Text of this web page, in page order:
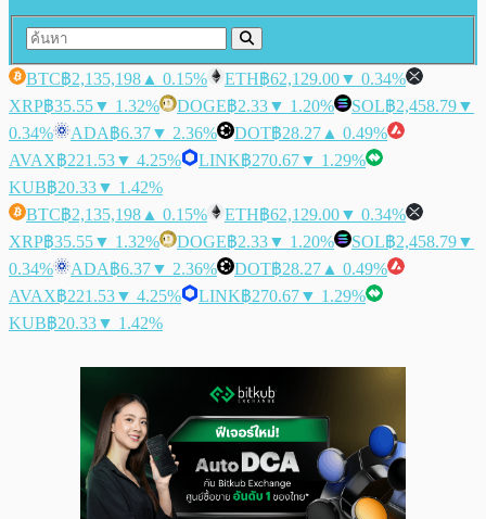
BTC฿2,135,198 ▲ 0.15% ETH฿62,129.00▼ 0.34%
XRP฿35.55▼ 1.32% DOGE฿2.33▼ 1.20% SOL฿2,458.79▼
0.34%
ADA฿6.37▼ 2.36% DOT฿28.27 ▲ 0.49%
AVAX฿221.53▼ 4.25% LINK฿270.67▼ 1.29%
KUB฿20.33▼ 1.42%
BTC฿2,135,198 ▲ 0.15% ETH฿62,129.00▼ 0.34%
XRP฿35.55▼ 1.32% DOGE฿2.33▼ 1.20% SOL฿2,458.79▼
0.34%
ADA฿6.37▼ 2.36% DOT฿28.27 ▲ 0.49%
AVAX฿221.53▼ 4.25% LINK฿270.67▼ 1.29%
KUB฿20.33▼ 1.42%